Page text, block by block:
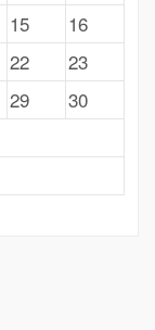
15
16
22
23
29
30